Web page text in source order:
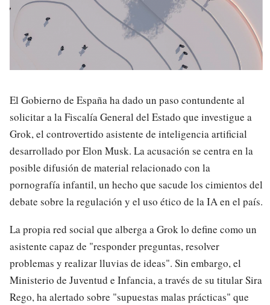
El Gobierno de España ha dado un paso contundente al
solicitar a la Fiscalía General del Estado que investigue a
Grok, el controvertido asistente de inteligencia artificial
desarrollado por Elon Musk. La acusación se centra en la
posible difusión de material relacionado con la
pornografía infantil, un hecho que sacude los cimientos del
debate sobre la regulación y el uso ético de la IA en el país.
La propia red social que alberga a Grok lo define como un
asistente capaz de "responder preguntas, resolver
problemas y realizar lluvias de ideas". Sin embargo, el
Ministerio de Juventud e Infancia, a través de su titular Sira
Rego, ha alertado sobre "supuestas malas prácticas" que